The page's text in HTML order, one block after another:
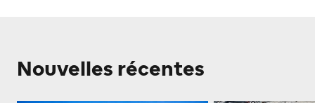
Nouvelles récentes